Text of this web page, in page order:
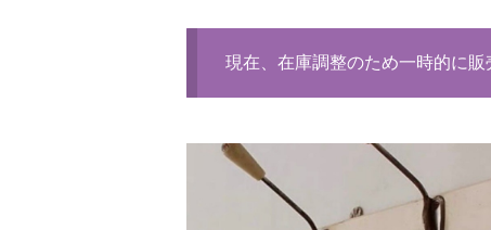
現在、在庫調整のため一時的に販